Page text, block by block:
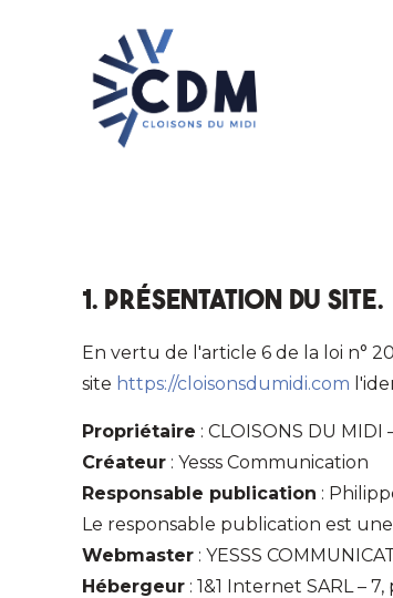
1. Présentation du site.
En vertu de l'article 6 de la loi n°
site https://cloisonsdumidi.com
Propriétaire : CLOISONS DU
Créateur : Yesss Communication
Responsable publication :
Le responsable publication est
Webmaster : YESSS
Hébergeur : 1&1 Internet SARL –